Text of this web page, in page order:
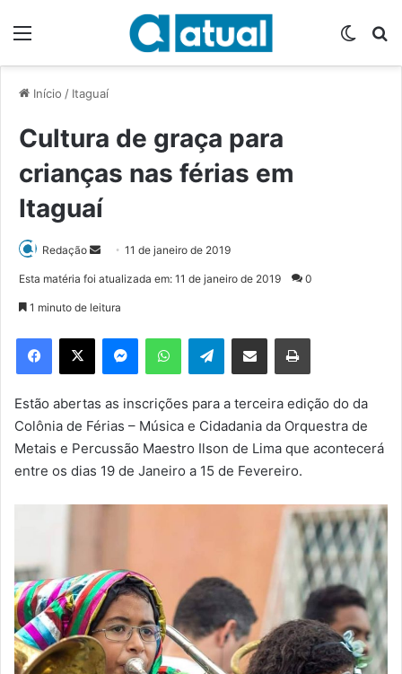
Início / Itaguaí
Cultura de graça para
crianças nas férias em
Itaguaí
Redação
d
e
m
e
-
m
a
l
11 de janeiro de 2019
Esta matéria foi atualizada em: 11 de janeiro de 2019 0
1 minuto de leitura
Telegram
Estão abertas as inscrições para a terceira edição do da
Colônia de Férias – Música e Cidadania da Orquestra de
Metais e Percussão Maestro Ilson de Lima que acontecerá
entre os dias 19 de Janeiro a 15 de Fevereiro.